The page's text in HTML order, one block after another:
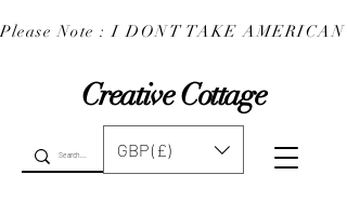
Creative Cottage
Please Note : I DONT TAKE
GBP (£)